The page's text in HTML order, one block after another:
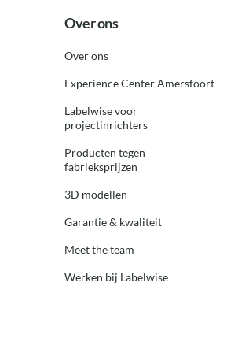
Over ons
Over ons
Experience Center Amersfoort
Labelwise voor
projectinrichters
Producten tegen
fabrieksprijzen
3D modellen
Garantie & kwaliteit
Meet the team
Werken bij Labelwise